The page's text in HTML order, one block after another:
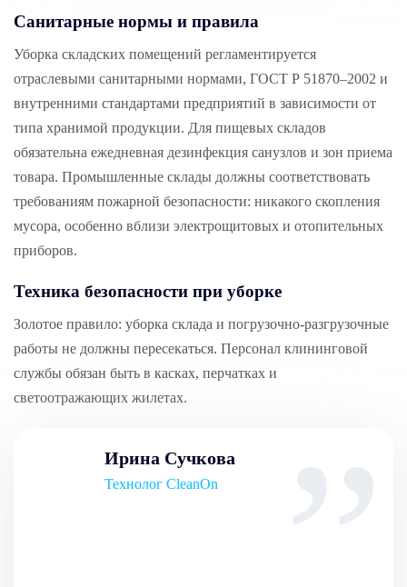
Санитарные нормы и правила
Уборка складских помещений регламентируется
отраслевыми санитарными нормами, ГОСТ Р 51870–2002 и
внутренними стандартами предприятий в зависимости от
типа хранимой продукции. Для пищевых складов
обязательна ежедневная дезинфекция санузлов и зон приема
товара. Промышленные склады должны соответствовать
требованиям пожарной безопасности: никакого скопления
мусора, особенно вблизи электрощитовых и отопительных
приборов.
Техника безопасности при уборке
Золотое правило: уборка склада и погрузочно-разгрузочные
работы не должны пересекаться. Персонал клининговой
службы обязан быть в касках, перчатках и
светоотражающих жилетах.
Ирина Сучкова
Технолог CleanOn